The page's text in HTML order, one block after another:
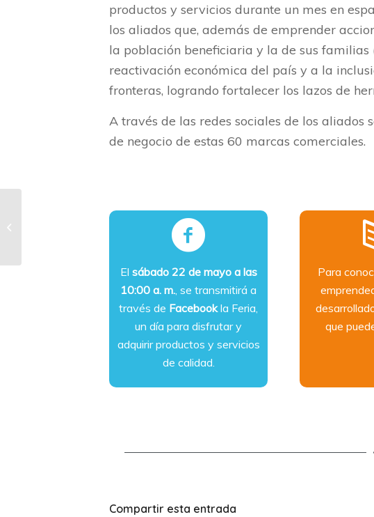
productos y servicios durante un mes en
los aliados que, además de emprender
la población beneficiaria y la de sus
reactivación económica del país y a la
fronteras, logrando fortalecer los lazos de
A través de las redes sociales de los aliados
de negocio de estas 60 marcas comerciales.
El sábado 22 de mayo a las
10:00 a. m. , se transmitirá a
través de Facebookla Feria,
un día para disfrutar y
adquirir productos y servicios
de calidad.
Para
que
Compartir esta entrada